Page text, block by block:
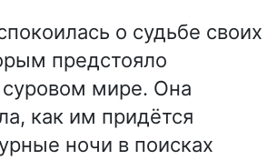
о судьбе своих
предстояло
мире. Она
как им придётся
ночи в поисках